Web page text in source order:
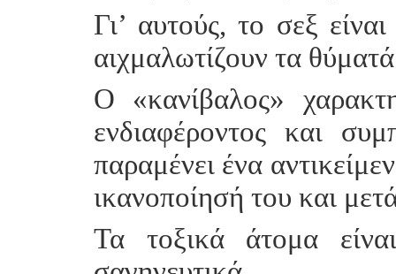
Γι’ αυτούς, το σεξ
αιχμαλωτίζουν τα
Ο «κανίβαλος»
ενδιαφέροντος και
παραμένει ένα
ικανοποίησή του και
Τα τοξικά άτομα